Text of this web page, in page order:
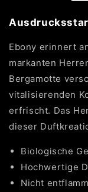
Ebony erinnert
markanten
Bergamotte
vitalisierenden
erfrischt. Das
dieser
Biologische
Hochwertige
Nicht